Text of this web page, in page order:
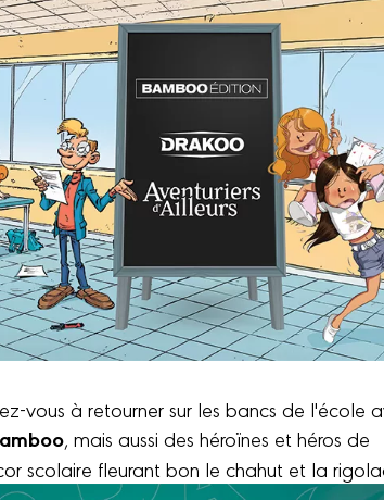
vous à retourner sur les bancs de l'école
, mais aussi des héroïnes et héros de
scolaire fleurant bon le chahut et la